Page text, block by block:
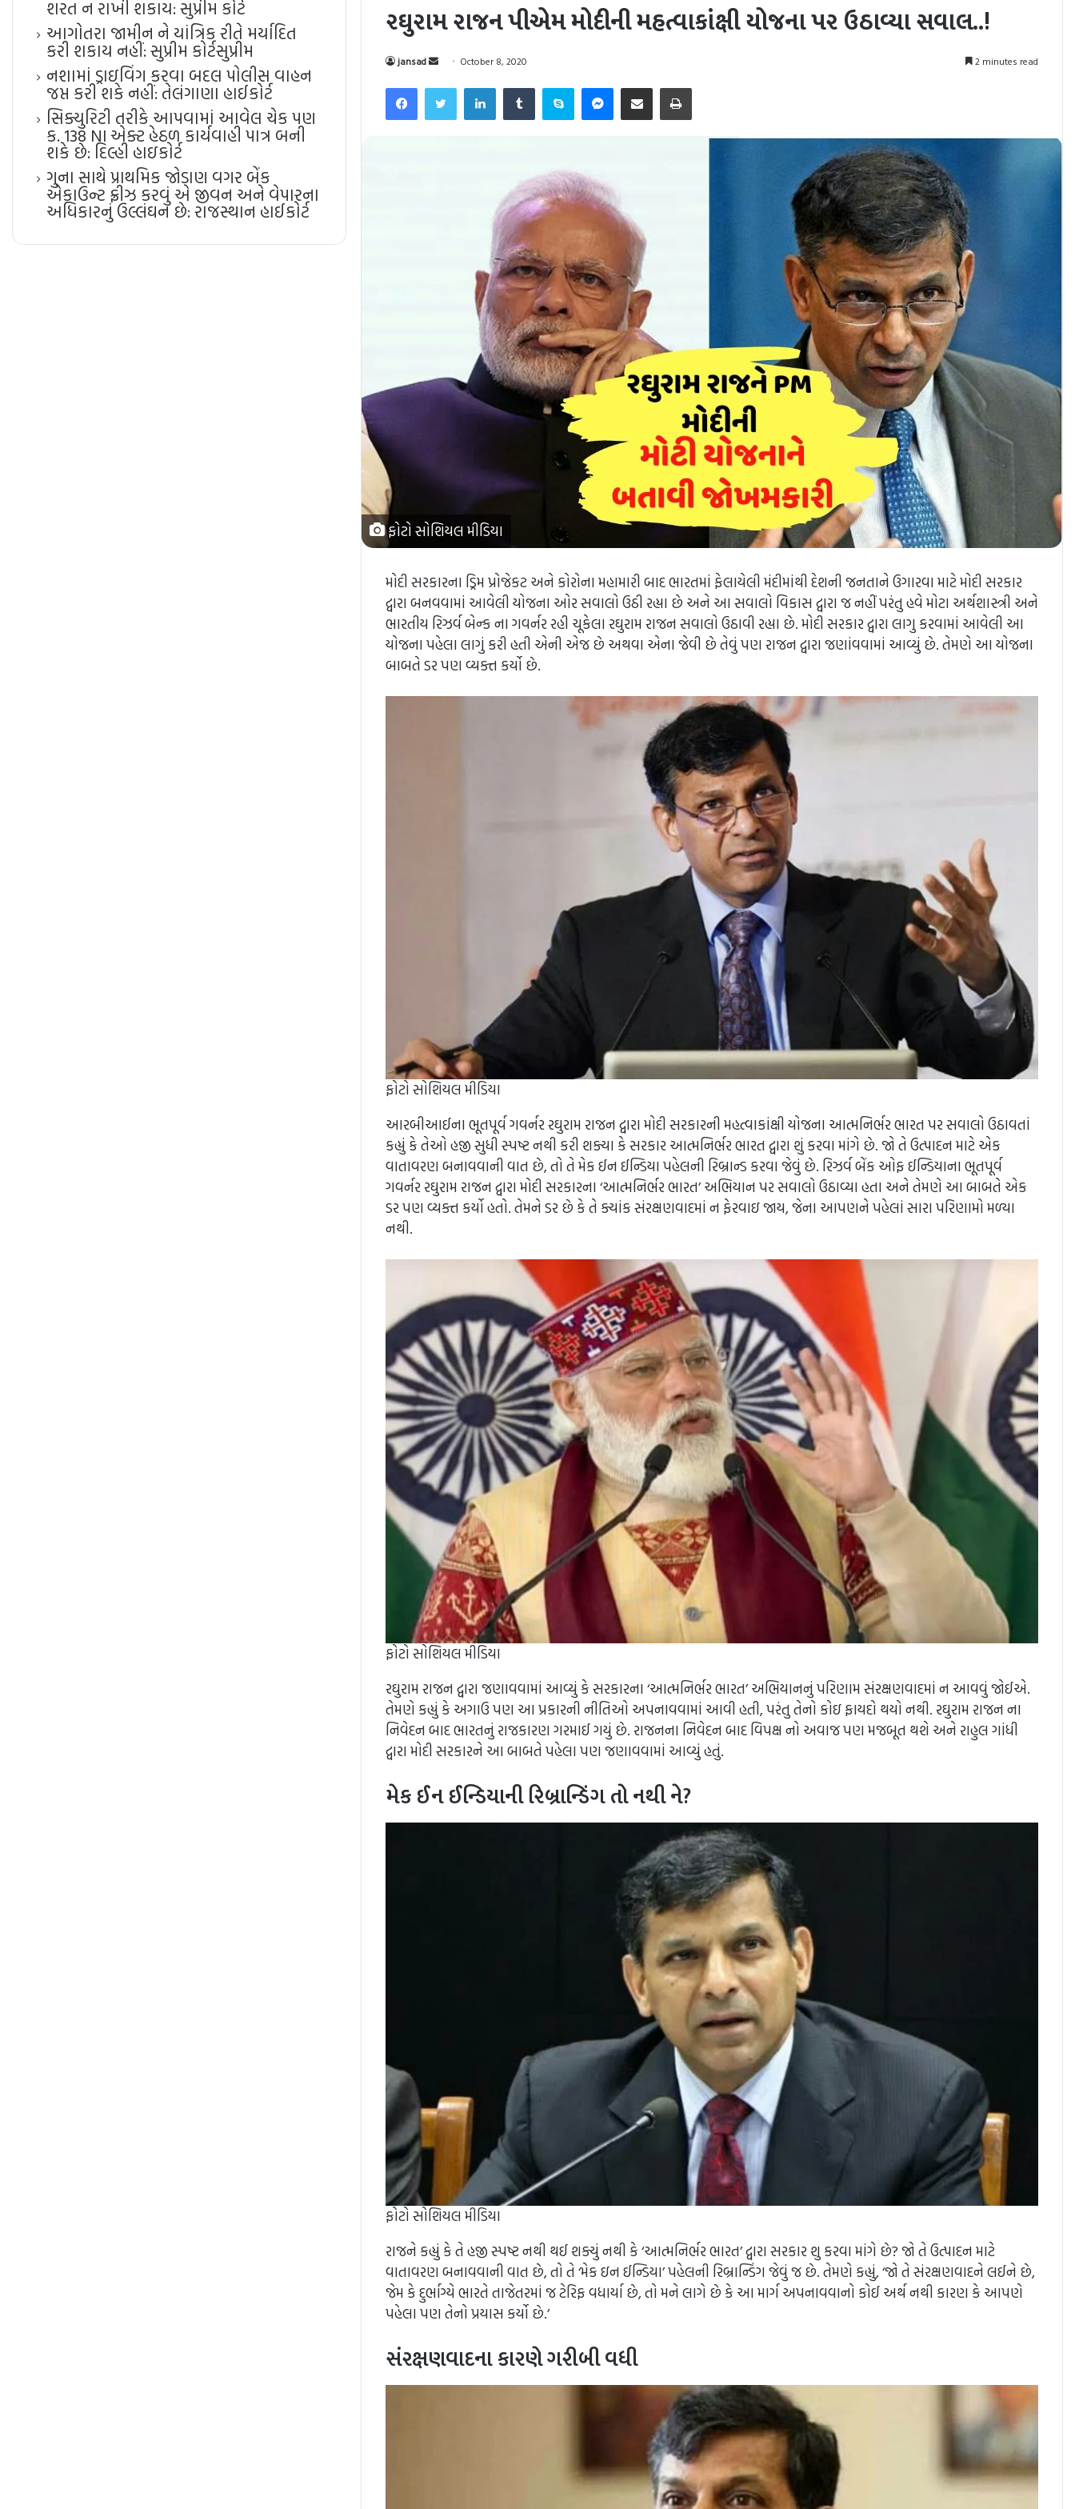
રઘુરામ રાજન પીએમ મોદીની મહત્વાકાંક્ષી યોજના પર ઉઠાવ્યા સવાલ..!
jansad
Send
email
October 8, 2020 2 minutes read
Facebook
TwitterLinkedInTumblrSkypeMessenger
Share via EmailPrint
ફોટો સોશિયલ મીડિયા
મોદી સરકારના ડ્રિમ પ્રોજેકટ અને કોરોના મહામારી બાદ ભારતમાં ફેલાયેલી મંદીમાંથી દેશની જનતાને ઉગારવા માટે મોદી સરકાર
દ્વારા બનવવામાં આવેલી યોજના ઓર સવાલો ઉઠી રહ્યા છે અને આ સવાલો વિકાસ દ્વારા જ નહીં પરંતુ હવે મોટા અર્થશાસ્ત્રી અને
ભારતીય રિઝર્વ બેન્ક ના ગવર્નર રહી ચૂકેલા રઘુરામ રાજન સવાલો ઉઠાવી રહ્યા છે. મોદી સરકાર દ્વારા લાગુ કરવામાં આવેલી આ
યોજના પહેલા લાગું કરી હતી એની એજ છે અથવા એના જેવી છે તેવું પણ રાજન દ્વારા જણાંવવામાં આવ્યું છે. તેમણે આ યોજના
બાબતે ડર પણ વ્યક્ત કર્યો છે.
ફોટો સોશિયલ મીડિયા
આરબીઆઈના ભૂતપૂર્વ ગવર્નર રઘુરામ રાજન દ્વારા મોદી સરકારની મહત્વાકાંક્ષી યોજના આત્મનિર્ભર ભારત પર સવાલો ઉઠાવતાં
કહ્યું કે તેઓ હજી સુધી સ્પષ્ટ નથી કરી શક્યા કે સરકાર આત્મનિર્ભર ભારત દ્વારા શું કરવા માંગે છે. જો તે ઉત્પાદન માટે એક
વાતાવરણ બનાવવાની વાત છે, તો તે મેક ઈન ઈન્ડિયા પહેલની રિબ્રાન્ડ કરવા જેવું છે. રિઝર્વ બેંક ઓફ ઈન્ડિયાના ભૂતપૂર્વ
ગવર્નર રઘુરામ રાજન દ્વારા મોદી સરકારના ‘આત્મનિર્ભર ભારત’ અભિયાન પર સવાલો ઉઠાવ્યા હતા અને તેમણે આ બાબતે એક
ડર પણ વ્યક્ત કર્યો હતો. તેમને ડર છે કે તે ક્યાંક સંરક્ષણવાદમાં ન ફેરવાઇ જાય, જેના આપણને પહેલાં સારા પરિણામો મળ્યા
નથી.
ફોટો સોશિયલ મીડિયા
રઘુરામ રાજન દ્વારા જણાવવામાં આવ્યું કે સરકારના ‘આત્મનિર્ભર ભારત’ અભિયાનનું પરિણામ સંરક્ષણવાદમાં ન આવવું જોઈએ.
તેમણે કહ્યું કે અગાઉ પણ આ પ્રકારની નીતિઓ અપનાવવામાં આવી હતી, પરંતુ તેનો કોઇ ફાયદો થયો નથી. રઘુરામ રાજન ના
નિવેદન બાદ ભારતનું રાજકારણ ગરમાઈ ગયું છે. રાજનના નિવેદન બાદ વિપક્ષ નો અવાજ પણ મજબૂત થશે અને રાહુલ ગાંધી
દ્વારા મોદી સરકારને આ બાબતે પહેલા પણ જણાવવામાં આવ્યું હતું.
મેક ઈન ઈન્ડિયાની રિબ્રાન્ડિંગ તો નથી ને?
ફોટો સોશિયલ મીડિયા
રાજને કહ્યું કે તે હજી સ્પષ્ટ નથી થઈ શક્યું નથી કે ‘આત્મનિર્ભર ભારત’ દ્વારા સરકાર શુ કરવા માંગે છે? જો તે ઉત્પાદન માટે
વાતાવરણ બનાવવાની વાત છે, તો તે ‘મેક ઇન ઈન્ડિયા’ પહેલની રિબ્રાન્ડિંગ જેવું જ છે. તેમણે કહ્યું, ‘જો તે સંરક્ષણવાદને લઈને છે,
જેમ કે દુર્ભાગ્યે ભારતે તાજેતરમાં જ ટેરિફ વધાર્યા છે, તો મને લાગે છે કે આ માર્ગ અપનાવવાનો કોઈ અર્થ નથી કારણ કે આપણે
પહેલા પણ તેનો પ્રયાસ કર્યો છે.’
સંરક્ષણવાદના કારણે ગરીબી વધી
શરત ન રાખી શકાય: સુપ્રીમ કોર્ટ
આગોતરા જામીન ને યાંત્રિક રીતે મર્યાદિત
કરી શકાય નહીં: સુપ્રીમ કોર્ટ​સુપ્રીમ
નશામાં ડ્રાઇવિંગ કરવા બદલ પોલીસ વાહન
જપ્ત કરી શકે નહીં: તેલંગાણા હાઈકોર્ટ
સિક્યુરિટી તરીકે આપવામાં આવેલ ચેક પણ
ક. 138 NI એક્ટ હેઠળ કાર્યવાહી પાત્ર બની
શકે છે: દિલ્હી હાઇકોર્ટ
ગુના સાથે પ્રાથમિક જોડાણ વગર બેંક
એકાઉન્ટ ફ્રીઝ કરવું એ જીવન અને વેપારના
અધિકારનું ઉલ્લંઘન છે: રાજસ્થાન હાઈકોર્ટ